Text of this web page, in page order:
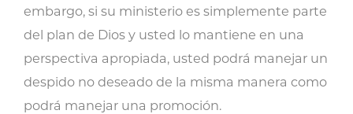
embargo, si su ministerio es simplemente parte
del plan de Dios y usted lo mantiene en una
perspectiva apropiada, usted podrá manejar un
despido no deseado de la misma manera como
podrá manejar una promoción.